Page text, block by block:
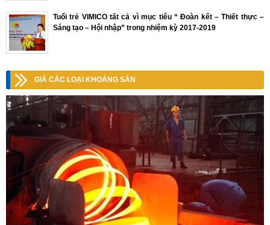
Tuổi trẻ VIMICO tất cả vì mục tiêu “ Đoàn kết – Thiết thực –
Sáng tạo – Hội nhập” trong nhiệm kỳ 2017-2019
GIÁ CÁC LOẠI KHOÁNG SẢN